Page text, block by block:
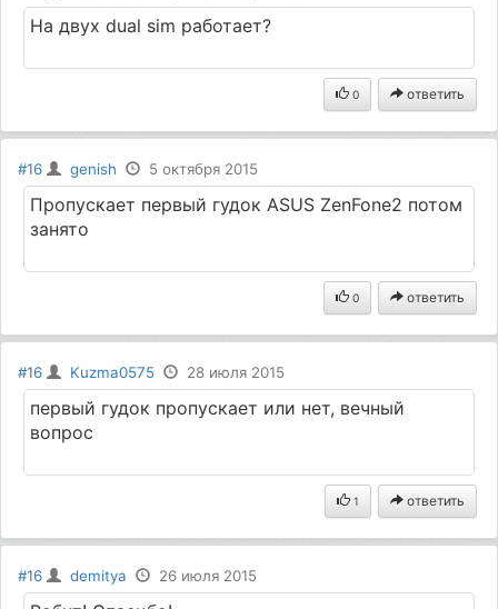
На двух dual sim работает?
0 ответить
#16 genish 5 октября 2015
Пропускает первый гудок ASUS ZenFone2 потом
занято
0 ответить
#16 Kuzma0575 28 июля 2015
первый гудок пропускает или нет, вечный
вопрос
1 ответить
#16 demitya 26 июля 2015